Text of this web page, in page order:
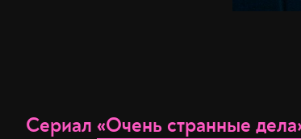
Сериал «Очень странные